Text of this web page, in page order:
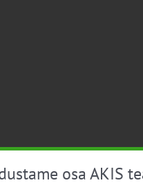
osa AKIS